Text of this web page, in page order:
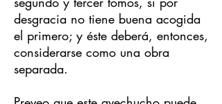
desgracia no tiene buena acogida
el primero; y éste deberá, entonces,
considerarse como una obra
separada.